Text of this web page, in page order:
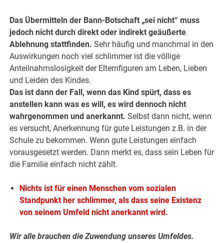
Das Übermitteln der Bann-Botschaft „sei nicht“ muss
jedoch nicht durch direkt oder indirekt geäußerte
Ablehnung stattfinden. Sehr häufig und manchmal in den
Auswirkungen noch viel schlimmer ist die völlige
Anteilnahmslosigkeit der Elternfiguren am Leben, Lieben
und Leiden des Kindes.
Das ist dann der Fall, wenn das Kind spürt, dass es
anstellen kann was es will, es wird dennoch nicht
wahrgenommen und anerkannt. Selbst dann nicht, wenn
es versucht, Anerkennung für gute Leistungen z.B. in der
Schule zu bekommen. Wenn gute Leistungen einfach
vorausgesetzt werden. Dann merkt es, dass sein Leben für
die Familie einfach nicht zählt.
Nichts ist für einen Menschen vom sozialen
Standpunkt her schlimmer, als dass seine Existenz
von seinem Umfeld nicht anerkannt wird.
Wir alle brauchen die Zuwendung unseres Umfeldes.